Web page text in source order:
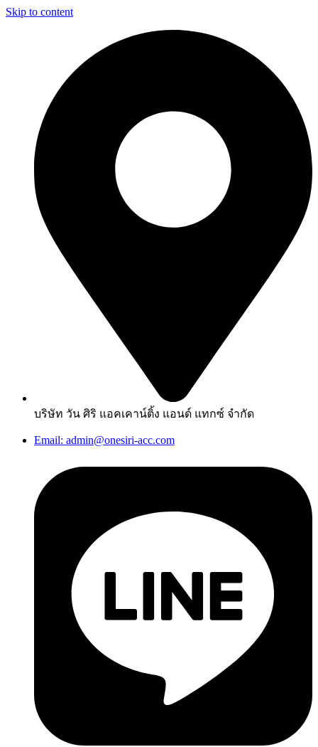
Skip to content
บริษัท วัน ศิริ แอคเคาน์ติ้ง แอนด์ แทกซ์ จำกัด
Email: admin@onesiri-acc.com